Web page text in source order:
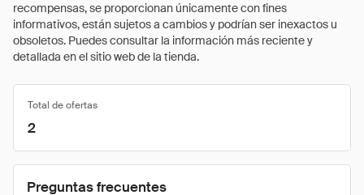
recompensas, se proporcionan únicamente con fines
informativos, están sujetos a cambios y podrían ser inexactos u
obsoletos. Puedes consultar la información más reciente y
detallada en el sitio web de la tienda.
Total de ofertas
2
Preguntas frecuentes